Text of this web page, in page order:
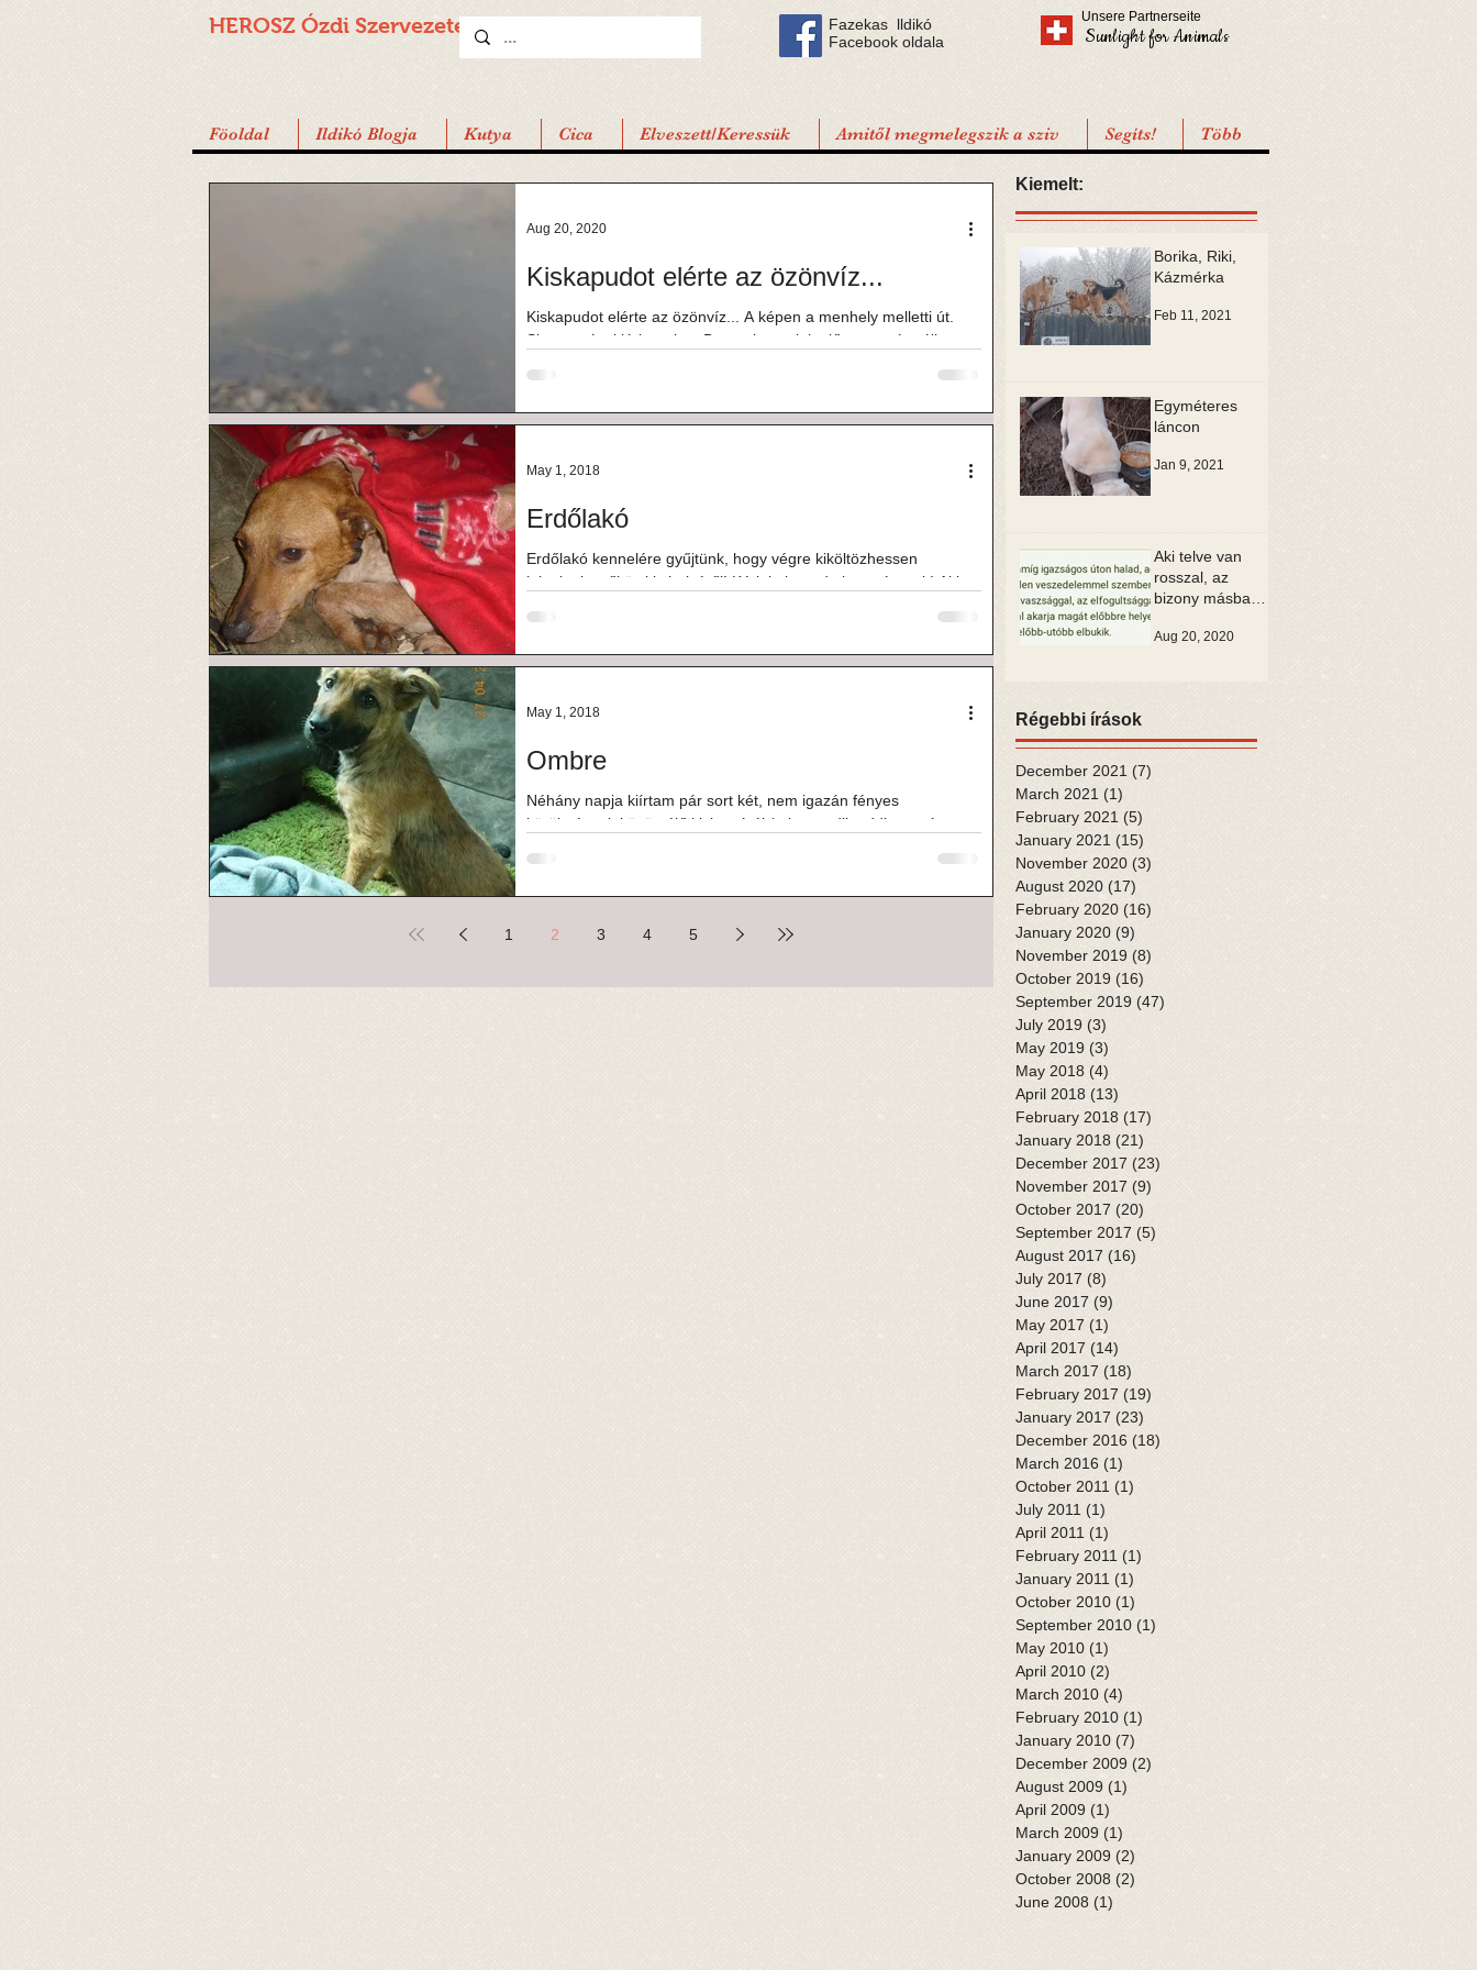
HEROSZ Ózdi Szervezete
Fazekas lldikó
Facebook oldala
Unsere Partnerseite
Sunlight for Animals
Föoldal Ildikó Blogja Kutya Cica Elveszett/Keressük Amitől megmelegszik a sziv Segíts! Több
Kiskapudot elérte az özönvíz...
Kiskapudot elérte az özönvíz... A képen a menhely melletti út.
Sima autóval járhatatlan. Bent a kennelek előtt ugyanígy áll a
Aug 20, 2020
Erdőlakó
Erdőlakó kennelére gyűjtünk, hogy végre kiköltözhessen
jelenlegi, szűkös kis helyéről! Kérlek, ha tudtok, segítsetek! Aki
May 1, 2018
Ombre
Néhány napja kiírtam pár sort két, nem igazán fényes
körülmények között élő kiskutyáról (a harmadik addigra már
May 1, 2018
1 2 3 4 5
Kiemelt:
Borika, Riki,
Kázmérka
Feb 11, 2021
Egyméteres
láncon
Jan 9, 2021
Aki telve van
rosszal, az
bizony másban
tud látni
Aug 20, 2020
Régebbi írások
December 2021 (7)
March 2021 (1)
February 2021 (5)
January 2021 (15)
November 2020 (3)
August 2020 (17)
February 2020 (16)
January 2020 (9)
November 2019 (8)
October 2019 (16)
September 2019 (47)
July 2019 (3)
May 2019 (3)
May 2018 (4)
April 2018 (13)
February 2018 (17)
January 2018 (21)
December 2017 (23)
November 2017 (9)
October 2017 (20)
September 2017 (5)
August 2017 (16)
July 2017 (8)
June 2017 (9)
May 2017 (1)
April 2017 (14)
March 2017 (18)
February 2017 (19)
January 2017 (23)
December 2016 (18)
March 2016 (1)
October 2011 (1)
July 2011 (1)
April 2011 (1)
February 2011 (1)
January 2011 (1)
October 2010 (1)
September 2010 (1)
May 2010 (1)
April 2010 (2)
March 2010 (4)
February 2010 (1)
January 2010 (7)
December 2009 (2)
August 2009 (1)
April 2009 (1)
March 2009 (1)
January 2009 (2)
October 2008 (2)
June 2008 (1)